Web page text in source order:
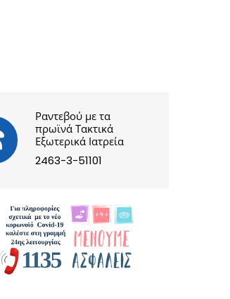
Ραντεβού με τα
πρωϊνά Τακτικά
Εξωτερικά Ιατρεία
2463-3-51101